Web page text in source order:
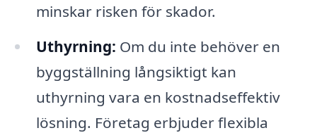
minskar risken för skador.
Uthyrning: Om du inte behöver en
byggställning långsiktigt kan
uthyrning vara en kostnadseffektiv
lösning. Företag erbjuder flexibla